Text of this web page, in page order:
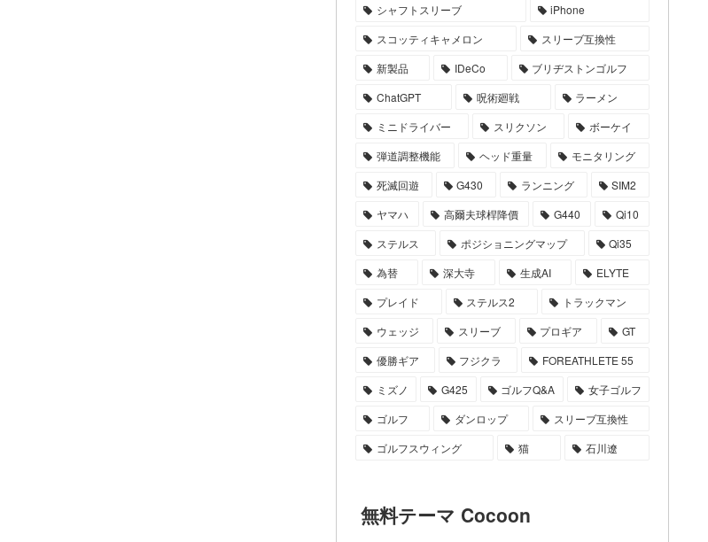
シャフトスリーブ
iPhone
スコッティキャメロン
スリーブ互換性
新製品
IDeCo
ブリヂストンゴルフ
ChatGPT
呪術廻戦
ラーメン
ミニドライバー
スリクソン
ボーケイ
弾道調整機能
ヘッド重量
モニタリング
死滅回遊
G430 ランニング
SIM2
ヤマハ
高爾夫球桿降價 G440
Qi10
ステルス
ポジショニングマップ
Qi35
為替
深大寺 生成AI
ELYTE
プレイド
ステルス2
トラックマン
ウェッジ
スリーブ プロギア
GT
優勝ギア
フジクラ
FOREATHLETE 55
ミズノ
G425 ゴルフQ&A
女子ゴルフ
ゴルフ
ダンロップ
スリーブ互換性
ゴルフスウィング
猫 石川遼
無料テーマ Cocoon